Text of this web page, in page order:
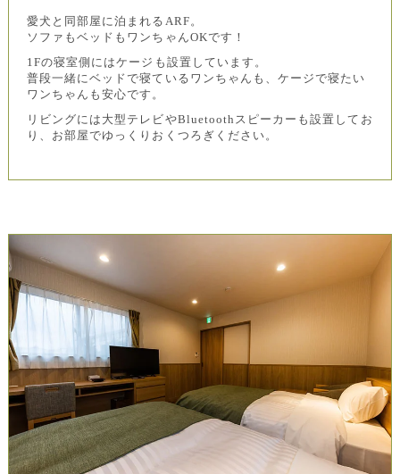
愛犬と同部屋に泊まれるARF。
ソファもベッドもワンちゃんOKです！
1Fの寝室側にはケージも設置しています。
普段一緒にベッドで寝ているワンちゃんも、ケージで寝たい
ワンちゃんも安心です。
リビングには大型テレビやBluetoothスピーカーも設置してお
り、お部屋でゆっくりおくつろぎください。